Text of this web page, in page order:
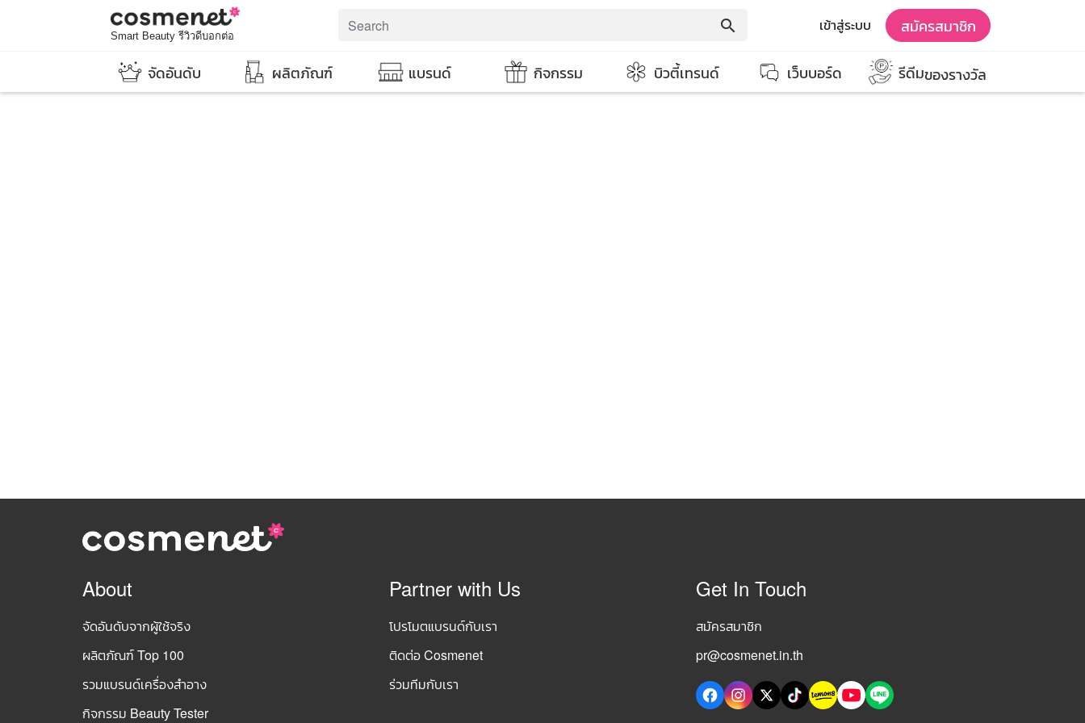
Smart Beauty รีวิวดีบอกต่อ
search เข้าสู่ระบบ สมัครสมาชิก
จัดอันดับ ผลิตภัณฑ์ แบรนด์ กิจกรรม บิวตี้เทรนด์ เว็บบอร์ด รีดีมของรางวัล
About
จัดอันดับจากผู้ใช้จริง
ผลิตภัณฑ์ Top 100
รวมแบรนด์เครื่องสำอาง
กิจกรรม Beauty Tester
Partner with Us
โปรโมตแบรนด์กับเรา
ติดต่อ Cosmenet
ร่วมทีมกับเรา
Get In Touch
สมัครสมาชิก
pr@cosmenet.in.th